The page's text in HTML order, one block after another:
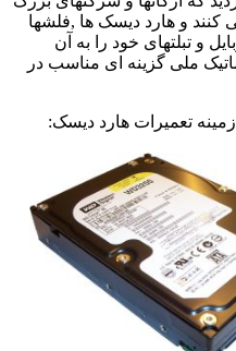
و هارد دیسک ها ,فلشها
و تبلتهای خود را به آن
ملی گزینه ای مناسب در
تعمیرات هارد دیسک: